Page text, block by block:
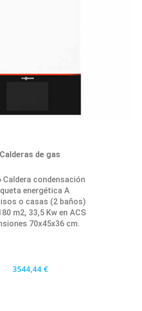
Calderas de gas
Caldera condensación
energética A
o casas (2 baños)
m2, 33,5 Kw en ACS
70x45x36 cm.
3544,44 €